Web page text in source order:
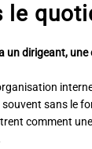
le
un dirigeant,
sans le
comment